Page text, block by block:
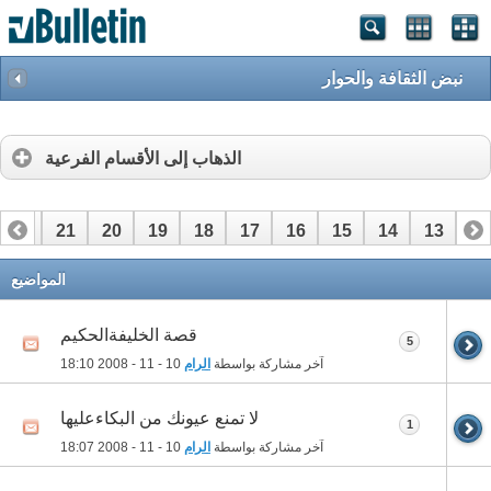
نبض الثقافة والحوار
الذهاب إلى الأقسام الفرعية
12
13
14
15
16
17
18
19
20
21
22
41
42
المواضيع
قصة الخليفةالحكيم
آخر مشاركة بواسطة الرام 18:10
5
لا تمنع عيونك من البكاءعليها
آخر مشاركة بواسطة الرام 18:07
1